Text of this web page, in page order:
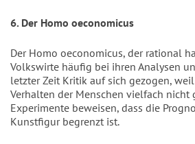
6. Der Homo oeconomicus
Der Homo oeconomicus, der rational
Volkswirte häufig bei ihren Analysen
letzter Zeit Kritik auf sich gezogen,
Verhalten der Menschen vielfach nicht
Experimente beweisen, dass die
Kunstfigur begrenzt ist.